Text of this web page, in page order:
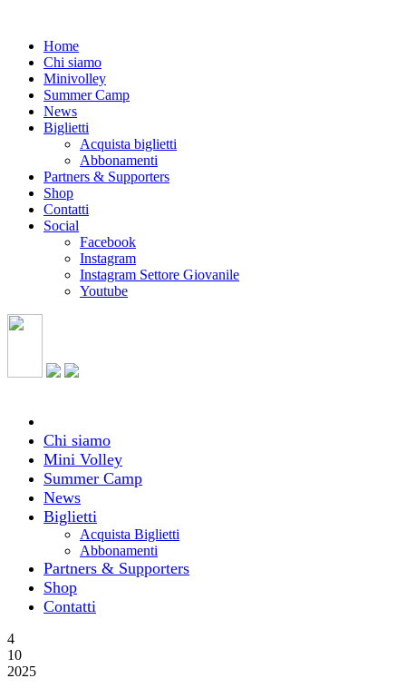
Home
Chi siamo
Minivolley
Summer Camp
News
Biglietti
Acquista biglietti
Abbonamenti
Partners & Supporters
Shop
Contatti
Social
Facebook
Instagram
Instagram Settore Giovanile
Youtube
Chi siamo
Mini Volley
Summer Camp
News
Biglietti
Acquista Biglietti
Abbonamenti
Partners & Supporters
Shop
Contatti
4
10
2025